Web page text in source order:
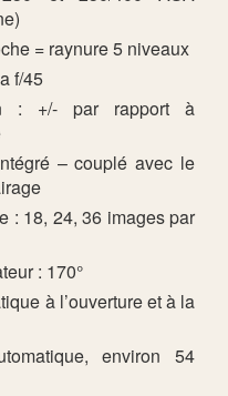
= raynure 5 niveaux
f/45
: +/- par rapport à
– couplé avec le
: 18, 24, 36 images par
: 170°
à l’ouverture et à la
environ 54